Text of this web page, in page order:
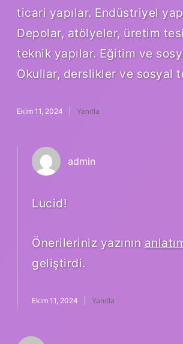
ticari yapılar. Endüstriyel
Depolar, atölyeler, üretim
teknik yapılar. Eğitim ve
Okullar, derslikler ve sosyal
Ekim 11, 2024 Yanıtla
admin
Lucid!
Önerileriniz yazının
geliştirdi.
Ekim 11, 2024 Yanıtla